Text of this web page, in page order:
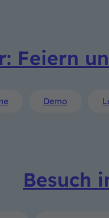
Feiern
Demo
Besuch